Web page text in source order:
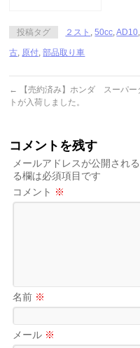
投稿タグ ２スト ,50cc ,AD10
古 原付 ,部品取り車
←
【売約済み】ホンダ スーパー
トが入荷しました。
コメントを残す
メールアドレスが公開され
る欄は必須項目です
コメント ※
名前 ※
メール ※